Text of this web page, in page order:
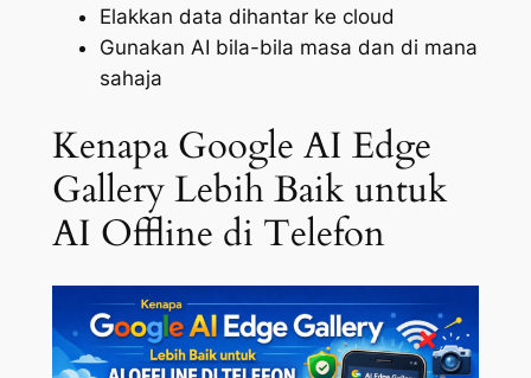
Elakkan data dihantar ke cloud
Gunakan AI bila-bila masa dan di mana
sahaja
Kenapa Google AI Edge
Gallery Lebih Baik untuk
AI Offline di Telefon